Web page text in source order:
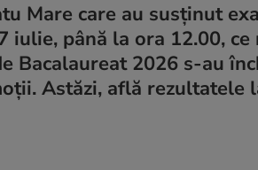
Mare care au susținut
iulie, până la ora 12.00,
Bacalaureat 2026 s-au
Astăzi, află rezultatele